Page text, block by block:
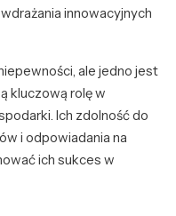
innowacyjnych
ale jedno jest
kluczową rolę w
Ich zdolność do
i odpowiadania na
ich sukces w